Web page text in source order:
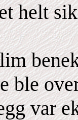
helt
ble
var